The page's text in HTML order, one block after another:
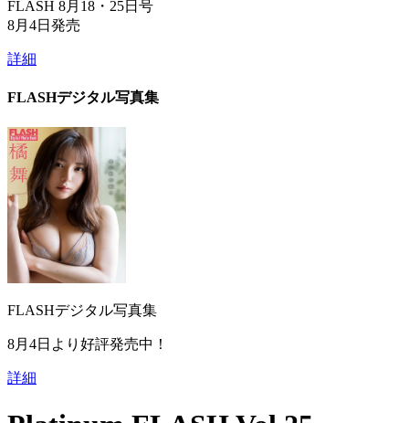
FLASH 8月18・25日号
8月4日発売
詳細
FLASHデジタル写真集
FLASHデジタル写真集
8月4日より好評発売中！
詳細